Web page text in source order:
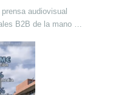
audiovisual
B2B de la mano de